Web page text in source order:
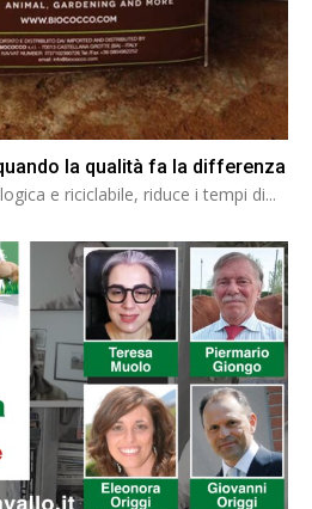
quando la qualità fa la differenza
e riciclabile, riduce i tempi di...